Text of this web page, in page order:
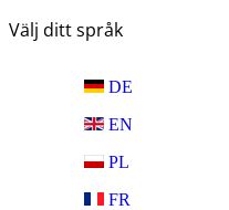
Välj ditt språk
DE
EN
PL
FR